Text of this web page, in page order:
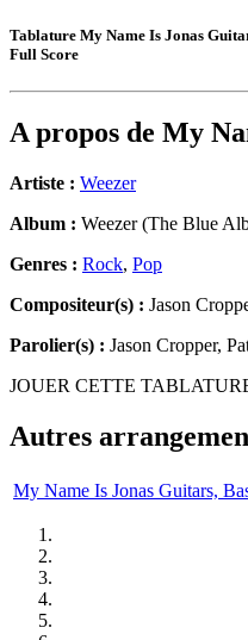
Tablature My Name Is Jonas
Full Score
A propos de My
Artiste : Weezer
Album : Weezer (The Blue
Genres : Rock, Pop
Compositeur(s) : Jason
Parolier(s) : Jason Cropper,
JOUER CETTE
Autres
My Name Is Jonas Guitars,